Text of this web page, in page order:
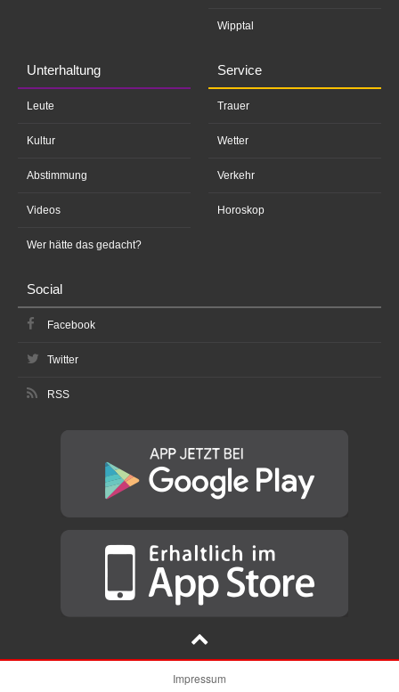
Wipptal
Unterhaltung
Leute
Kultur
Abstimmung
Videos
Wer hätte das gedacht?
Service
Trauer
Wetter
Verkehr
Horoskop
Social
Facebook
Twitter
RSS
Impressum